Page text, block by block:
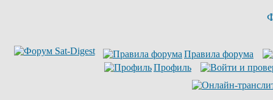
Правила форума
Профиль